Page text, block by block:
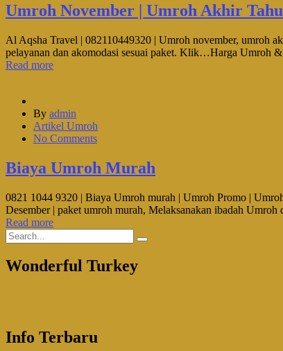
Umroh November | Umroh Akhir
Al Aqsha Travel | 082110449320 | Umroh november, umroh
pelayanan dan akomodasi sesuai paket. Klik…Harga Umroh
Read more
By admin
Artikel Umroh
No Comments
Biaya Umroh Murah
0821 1044 9320 | Biaya Umroh murah | Umroh Promo |
Desember | paket umroh murah, Melaksanakan ibadah
Read more
Wonderful Turkey
Info Terbaru